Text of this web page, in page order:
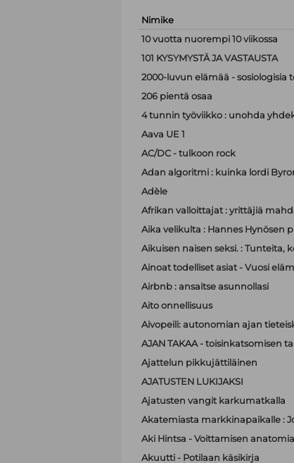
Nimike
10 vuotta nuorempi 10 viikossa
101 KYSYMYSTÄ JA VASTAUSTA
2000-luvun elämää -
206 pientä osaa
4 tunnin työviikko : unohda
Aava UE 1
AC/DC - tulkoon rock
Adan algoritmi : kuinka lordi
Adèle
Afrikan valloittajat : yrittäjiä
Aika velikulta : Hannes Hynösen
Aikuisen naisen seksi. : Tunteita,
Ainoat todelliset asiat - Vuosi
Airbnb : ansaitse asunnollasi
Aito onnellisuus
Aivopeili: autonomian ajan
AJAN TAKAA - toisinkatsomisen
Ajattelun pikkujättiläinen
AJATUSTEN LUKIJAKSI
Ajatusten vangit karkumatkalla
Akatemiasta markkinapaikalle :
Aki Hintsa - Voittamisen anatomia
Akuutti - Potilaan käsikirja